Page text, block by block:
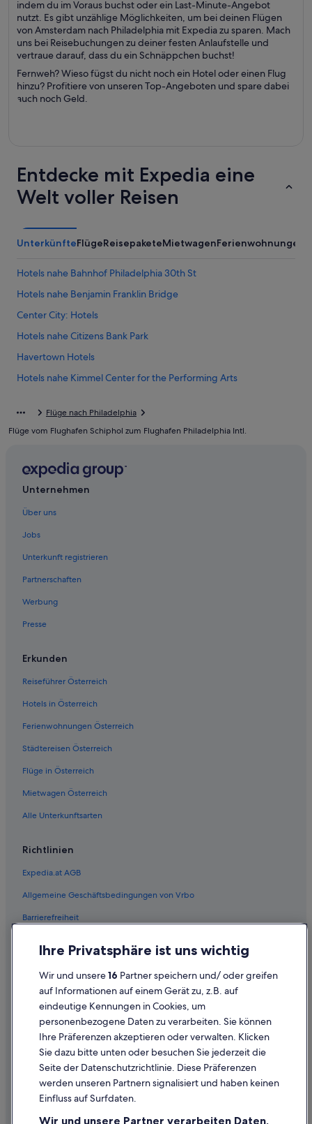
indem du im Voraus buchst oder ein Last-Minute-Angebot
nutzt. Es gibt unzählige Möglichkeiten, um bei deinen Flügen
von Amsterdam nach Philadelphia mit Expedia zu sparen. Mach
uns bei Reisebuchungen zu deiner festen Anlaufstelle und
vertraue darauf, dass du ein Schnäppchen buchst!
Fernweh? Wieso fügst du nicht noch ein Hotel oder einen Flug
hinzu? Profitiere von unseren Top-Angeboten und spare dabei
auch noch Geld.
Entdecke mit Expedia eine
Welt voller Reisen
UnterkünfteFlügeReisepaketeMietwagenFerienwohnungen
Hotels nahe Bahnhof Philadelphia 30th St
Hotels nahe Benjamin Franklin Bridge
Center City: Hotels
Hotels nahe Citizens Bank Park
Havertown Hotels
Hotels nahe Kimmel Center for the Performing Arts
Hotels nahe Lincoln Financial Field
Parkway Museums District: Hotels
Philadelphia Hotels
Wohnungen in Philadelphia
Hotels nahe Philadelphia's Gay Bingo
Flüge nach Philadelphia
Flüge vom Flughafen Schiphol zum Flughafen Philadelphia Intl.
Unternehmen
Über uns
Jobs
Unterkunft registrieren
Partnerschaften
Werbung
Presse
Erkunden
Reiseführer Österreich
Hotels in Österreich
Ferienwohnungen Österreich
Städtereisen Österreich
Flüge in Österreich
Mietwagen Österreich
Alle Unterkunftsarten
Richtlinien
Expedia.at AGB
Allgemeine Geschäftsbedingungen von Vrbo
Barrierefreiheit
Rechtliche Hinweise/Kontakt
Inhaltsrichtlinien und Melden von Inhalten
Hilfe
Hilfe
Ihre Privatsphäre ist uns wichtig
Wir und unsere16 Partner speichern und/ oder greifen
auf Informationen auf einem Gerät zu, z.B. auf
eindeutige Kennungen in Cookies, um
personenbezogene Daten zu verarbeiten. Sie können
Ihre Präferenzen akzeptieren oder verwalten. Klicken
Sie dazu bitte unten oder besuchen Sie jederzeit die
Seite der Datenschutzrichtlinie. Diese Präferenzen
werden unseren Partnern signalisiert und haben keinen
Einfluss auf Surfdaten.
Wir und unsere Partner verarbeiten Daten,